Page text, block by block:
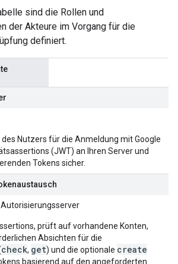
sind die Rollen und
der Akteure im Vorgang für die
definiert.
des Nutzers für die Anmeldung mit Google
(JWT) an Ihren Server und
Tokens sicher.
prüft auf vorhandene Konten,
Absichten für die
check, get) und die optionale create
basierend auf den angeforderten